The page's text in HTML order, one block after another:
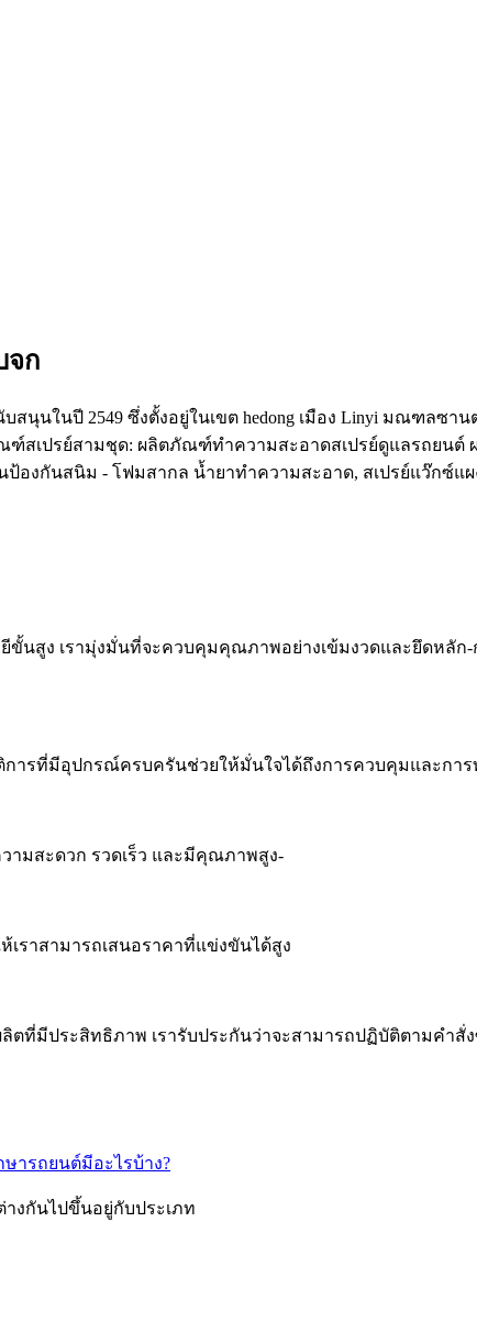
จก
นับสนุนในปี 2549 ซึ่งตั้งอยู่ในเขต hedong เมือง Linyi มณฑล
เปรย์สามชุด: ผลิตภัณฑ์ทำความสะอาดสเปรย์ดูแลรถยนต์
งกันสนิม - โฟมสากล น้ำยาทำความสะอาด, สเปรย์แว๊กซ์แผ
นสูง เรามุ่งมั่นที่จะควบคุมคุณภาพอย่างเข้มงวดและยึดหลัก
รที่มีอุปกรณ์ครบครันช่วยให้มั่นใจได้ถึงการควบคุมและกา
ามสะดวก รวดเร็ว และมีคุณภาพสูง-
ราสามารถเสนอราคาที่แข่งขันได้สูง
ลิตที่มีประสิทธิภาพ เรารับประกันว่าจะสามารถปฏิบัติตามคำสั่
ารถยนต์มีอะไรบ้าง?
งกันไปขึ้นอยู่กับประเภท